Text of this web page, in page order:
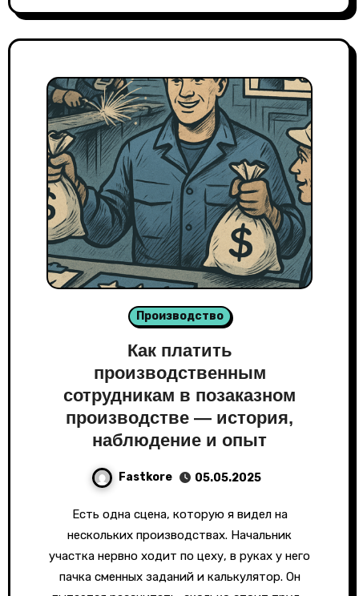
Производство
Как платить
производственным
сотрудникам в позаказном
производстве — история,
наблюдение и опыт
Fastkore 05.05.2025
Есть одна сцена, которую я видел на
нескольких производствах. Начальник
участка нервно ходит по цеху, в руках у него
пачка сменных заданий и калькулятор. Он